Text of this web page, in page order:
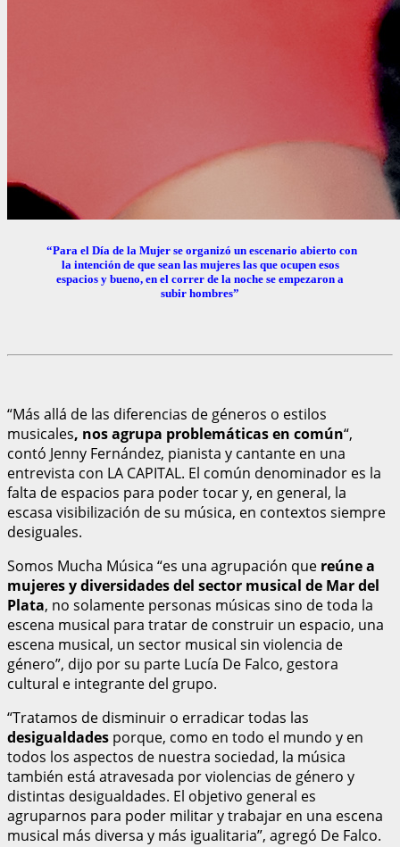
“Para el Día de la Mujer se organizó un escenario abierto con
la intención de que sean las mujeres las que ocupen esos
espacios y bueno, en el correr de la noche se empezaron a
subir hombres”
“Más allá de las diferencias de géneros o estilos
musicales, nos agrupa problemáticas en común“,
contó Jenny Fernández, pianista y cantante en una
entrevista con LA CAPITAL. El común denominador es la
falta de espacios para poder tocar y, en general, la
escasa visibilización de su música, en contextos siempre
desiguales.
Somos Mucha Música “es una agrupación que reúne a
mujeres y diversidades del sector musical de Mar del
Plata, no solamente personas músicas sino de toda la
escena musical para tratar de construir un espacio, una
escena musical, un sector musical sin violencia de
género”, dijo por su parte Lucía De Falco, gestora
cultural e integrante del grupo.
“Tratamos de disminuir o erradicar todas las
desigualdades porque, como en todo el mundo y en
todos los aspectos de nuestra sociedad, la música
también está atravesada por violencias de género y
distintas desigualdades. El objetivo general es
agruparnos para poder militar y trabajar en una escena
musical más diversa y más igualitaria”, agregó De Falco.